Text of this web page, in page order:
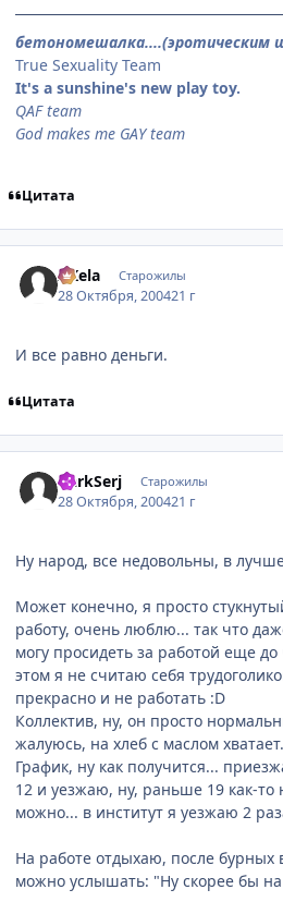
бетономешалка....(эротическим
True Sexuality Team
It's a sunshine's new play toy.
QAF team
God makes me GAY team
Цитата
AKela Старожилы
28 Октября, 200421 г
И все равно деньги.
Цитата
DarkSerj Старожилы
28 Октября, 200421 г
Ну народ, все недовольны, в
Может конечно, я просто
работу, очень люблю... так что
могу просидеть за работой еще
этом я не считаю себя
прекрасно и не работать :D
Коллектив, ну, он просто
жалуюсь, на хлеб с маслом
График, ну как получится...
12 и уезжаю, ну, раньше 19 как-то
можно... в институт я уезжаю 2
На работе отдыхаю, после бурных
можно услышать: "Ну скорее бы на